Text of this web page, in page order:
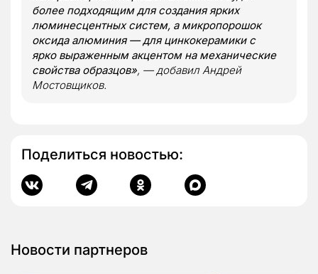
более подходящим для создания ярких
люминесцентных систем, а микропорошок
оксида алюминия — для цинкокерамики с
ярко выраженным акцентом на механические
свойства образцов», — добавил Андрей
Мостовщиков.
Поделиться новостью:
Новости партнеров